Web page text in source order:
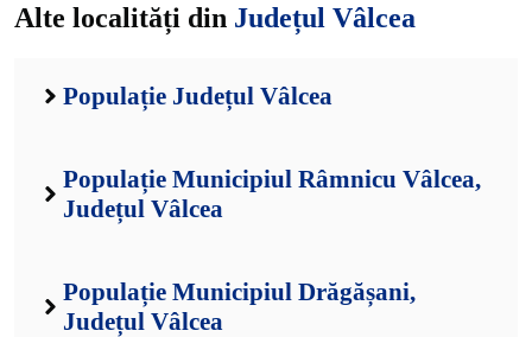
Alte localități din Județul Vâlcea
Populație Județul Vâlcea
Populație Municipiul Râmnicu Vâlcea,
Județul Vâlcea
Populație Municipiul Drăgășani,
Județul Vâlcea